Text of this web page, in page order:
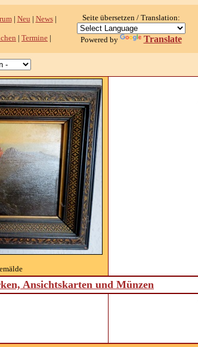
| Neu | News|
| Termine |
Seite übersetzen / Translation:
Powered by Translate
Ansichtskarten und Münzen